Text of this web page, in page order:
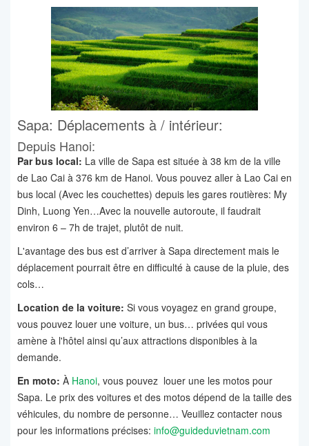
Sapa: Déplacements à / intérieur:
Depuis Hanoi:
Par bus local: La ville de Sapa est située à 38 km de la ville
de Lao Cai à 376 km de Hanoi. Vous pouvez aller à Lao Cai en
bus local (Avec les couchettes) depuis les gares routières: My
Dinh, Luong Yen…Avec la nouvelle autoroute, il faudrait
environ 6 – 7h de trajet, plutôt de nuit.
L'avantage des bus est d’arriver à Sapa directement mais le
déplacement pourrait être en difficulté à cause de la pluie, des
cols…
Location de la voiture: Si vous voyagez en grand groupe,
vous pouvez louer une voiture, un bus… privées qui vous
amène à l'hôtel ainsi qu’aux attractions disponibles à la
demande.
En moto: À Hanoi, vous pouvez louer une les motos pour
Sapa. Le prix des voitures et des motos dépend de la taille des
véhicules, du nombre de personne… Veuillez contacter nous
pour les informations précises: info@guideduvietnam.com